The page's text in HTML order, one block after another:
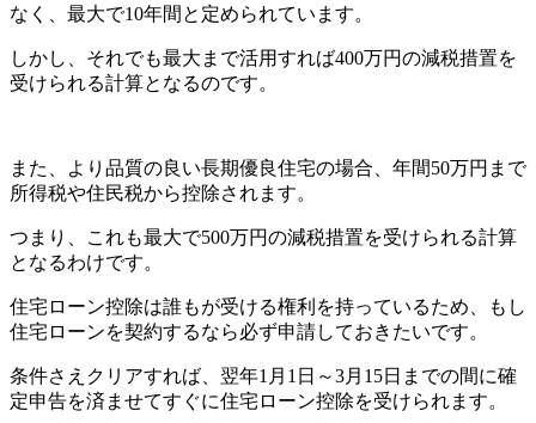
なく、最大で10年間と定められています。
しかし、それでも最大まで活用すれば400万円の減税措置を
受けられる計算となるのです。
また、より品質の良い長期優良住宅の場合、年間50万円まで
所得税や住民税から控除されます。
つまり、これも最大で500万円の減税措置を受けられる計算
となるわけです。
住宅ローン控除は誰もが受ける権利を持っているため、もし
住宅ローンを契約するなら必ず申請しておきたいです。
条件さえクリアすれば、翌年1月1日～3月15日までの間に確
定申告を済ませてすぐに住宅ローン控除を受けられます。